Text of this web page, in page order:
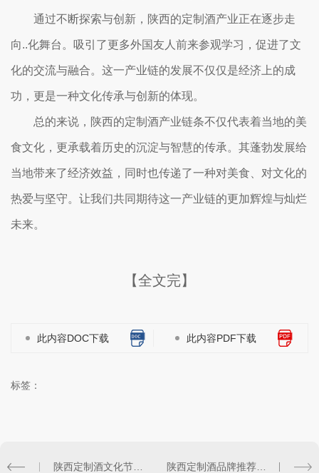
通过不断探索与创新，陕西的定制酒产业正在逐步走
向..化舞台。吸引了更多外国友人前来参观学习，促进了文
化的交流与融合。这一产业链的发展不仅仅是经济上的成
功，更是一种文化传承与创新的体现。
总的来说，陕西的定制酒产业链条不仅代表着当地的美
食文化，更承载着历史的沉淀与智慧的传承。其蓬勃发展给
当地带来了经济效益，同时也传递了一种对美食、对文化的
热爱与坚守。让我们共同期待这一产业链的更加辉煌与灿烂
未来。
【全文完】
此内容DOC下载 此内容PDF下载
标签：